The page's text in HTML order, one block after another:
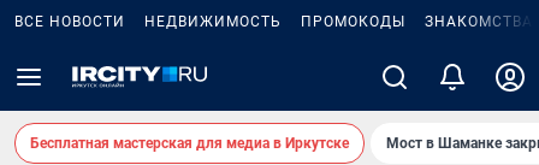
ВСЕ НОВОСТИ НЕДВИЖИМОСТЬ ПРОМОКОДЫ ЗНАКОМСТВА
Бесплатная мастерская для медиа в Иркутске Мост в Шаманке